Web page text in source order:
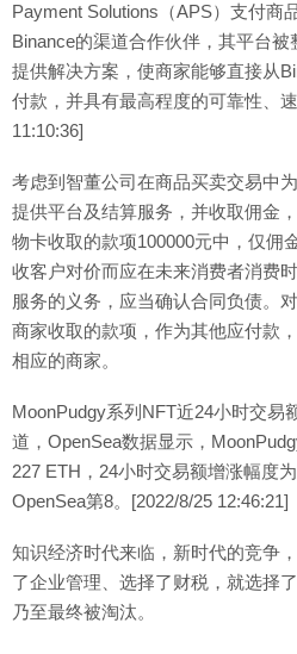
Payment Solutions（APS）支付商
Binance的渠道合作伙伴，其平台
提供解决方案，使商家能够直接从
付款，并具有最高程度的可靠性、
11:10:36]
考虑到智董公司在商品买卖交易中
提供平台及结算服务，并收取佣金
物卡收取的款项100000元中，仅佣
收客户对价而应在未来消费者消费
服务的义务，应当确认合同负债。
商家收取的款项，作为其他应付款
相应的商家。
MoonPudgy系列NFT近24小时交易
道，OpenSea数据显示，
227 ETH，24小时交易额增涨幅度
OpenSea第8。[2022/8/25 12:46:21]
知识经济时代来临，新时代的竞争
了企业管理、选择了财税，就选择
乃至最终被淘汰。